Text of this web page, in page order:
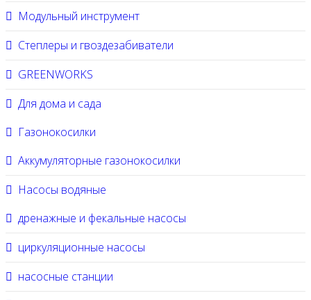
Модульный инструмент
Степлеры и гвоздезабиватели
GREENWORKS
Для дома и сада
Газонокосилки
Аккумуляторные газонокосилки
Насосы водяные
дренажные и фекальные насосы
циркуляционные насосы
насосные станции